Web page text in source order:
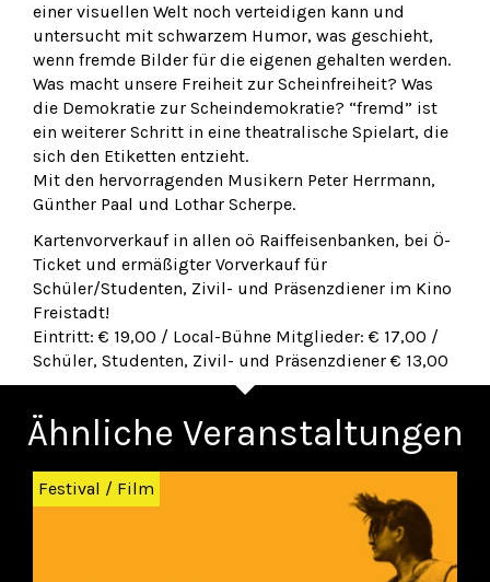
einer visuellen Welt noch verteidigen kann und
untersucht mit schwarzem Humor, was geschieht,
wenn fremde Bilder für die eigenen gehalten werden.
Was macht unsere Freiheit zur Scheinfreiheit? Was
die Demokratie zur Scheindemokratie? “fremd” ist
ein weiterer Schritt in eine theatralische Spielart, die
sich den Etiketten entzieht.
Mit den hervorragenden Musikern Peter Herrmann,
Günther Paal und Lothar Scherpe.
Kartenvorverkauf in allen oö Raiffeisenbanken, bei Ö-
Ticket und ermäßigter Vorverkauf für
Schüler/Studenten, Zivil- und Präsenzdiener im Kino
Freistadt!
Eintritt: € 19,00 / Local-Bühne Mitglieder: € 17,00 /
Schüler, Studenten, Zivil- und Präsenzdiener € 13,00
Ähnliche Veranstaltungen
Zurück
Festival / Film